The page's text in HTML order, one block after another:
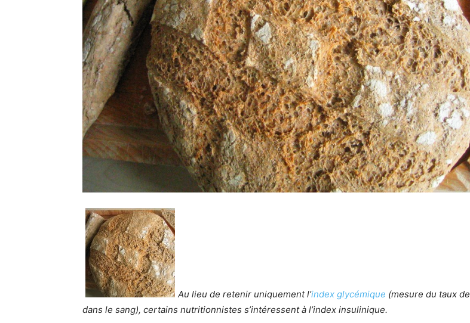
Au lieu de retenir uniquement l’index glycémique (mesure du taux de
dans le sang), certains nutritionnistes s’intéressent à l’index insulinique.